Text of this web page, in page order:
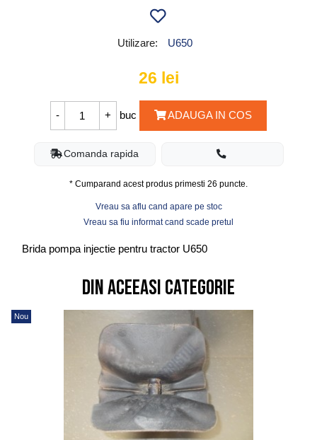
Utilizare: U650
26 lei
buc ADAUGA IN COS
Comanda rapida
* Cumparand acest produs primesti 26 puncte.
Vreau sa aflu cand apare pe stoc
Vreau sa fiu informat cand scade pretul
Brida pompa injectie pentru tractor U650
Din aceeasi categorie
Nou